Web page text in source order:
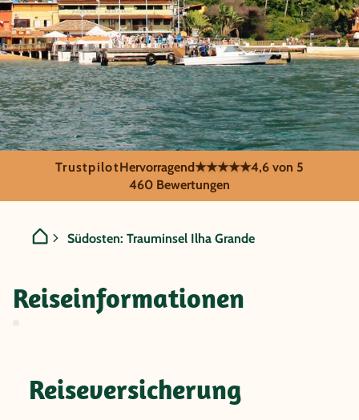
Brasilien - Südosten:
TrustpilotHervorragend★★★★★4,6 von 5
460 Bewertungen
Südosten: Trauminsel Ilha Grande
Reiseinformationen
Reiseversicherung